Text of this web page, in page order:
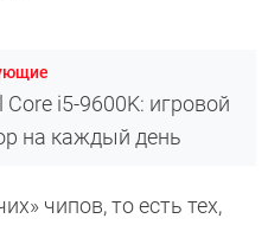
Core i5-9600K: игровой
на каждый день
чипов, то есть тех,